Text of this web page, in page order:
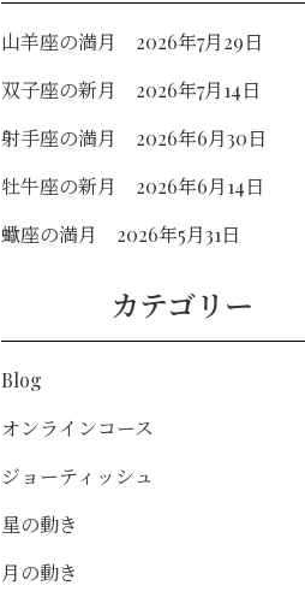
山羊座の満月 2026年7月29日
双子座の新月 2026年7月14日
射手座の満月 2026年6月30日
牡牛座の新月 2026年6月14日
蠍座の満月 2026年5月31日
カテゴリー
Blog
オンラインコース
ジョーティッシュ
星の動き
月の動き